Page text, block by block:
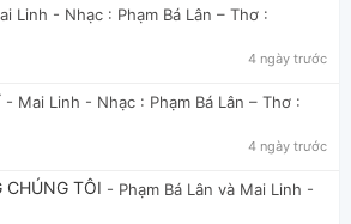
Linh - Nhạc : Phạm Bá Lân – Thơ :
4 ngày trước
- Mai Linh - Nhạc : Phạm Bá Lân – Thơ :
4 ngày trước
TÔI - Phạm Bá Lân và Mai Linh -